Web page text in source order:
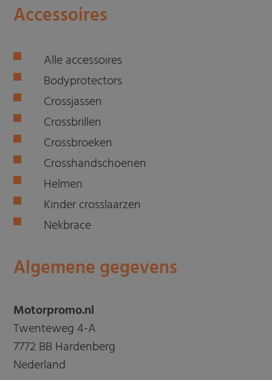
Accessoires
Alle accessoires
Bodyprotectors
Crossjassen
Crossbrillen
Crossbroeken
Crosshandschoenen
Helmen
Kinder crosslaarzen
Nekbrace
Algemene gegevens
Motorpromo.nl
Twenteweg 4-A
7772 BB Hardenberg
Nederland